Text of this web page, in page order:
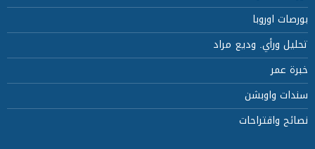
بورصات اوروبا
تحليل ورأي. وديع مراد
خبرة عمر
سندات واوبشن
نصائح واقتراحات